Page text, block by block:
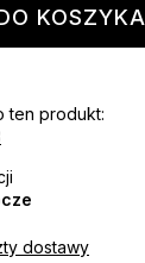
KOSZYKA
ten produkt:
dostawy